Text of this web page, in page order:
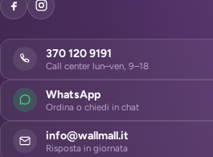
370 120 9191
Call center lun–ven, 9–18
WhatsApp
Ordina o chiedi in chat
info@wallmall.it
Risposta in giornata